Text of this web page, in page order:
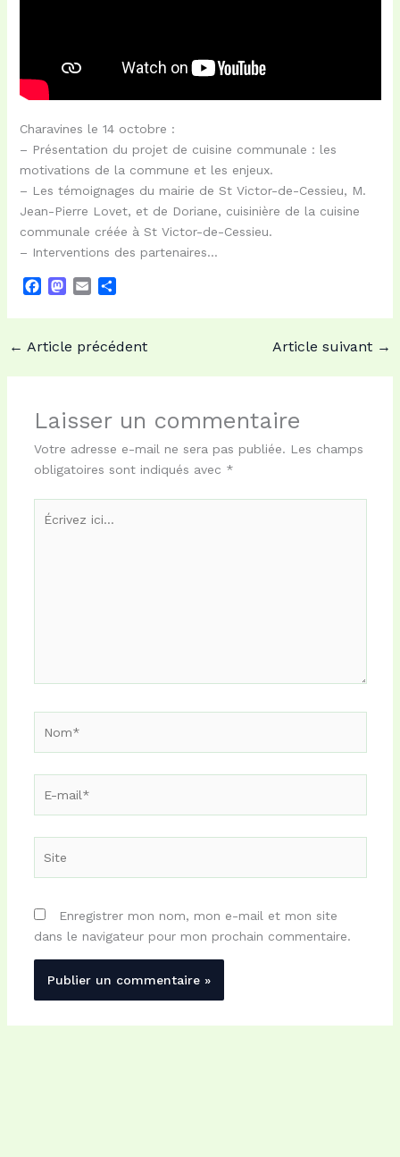
Charavines le 14 octobre :
– Présentation du projet de cuisine communale : les
motivations de la commune et les enjeux.
– Les témoignages du mairie de St Victor-de-Cessieu, M.
Jean-Pierre Lovet, et de Doriane, cuisinière de la cuisine
communale créée à St Victor-de-Cessieu.
– Interventions des partenaires…
c
e
o
M
s
d
a
r
g
← Article précédent Article suivant →
Laisser un commentaire
Votre adresse e-mail ne sera pas publiée. Les champs
obligatoires sont indiqués avec *
ici…
mail*
Enregistrer mon nom, mon e-mail et mon site
dans le navigateur pour mon prochain commentaire.